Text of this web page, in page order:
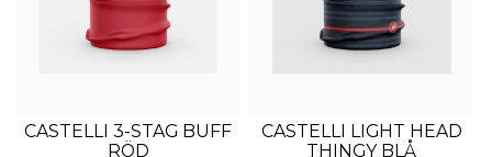
CASTELLI 3-STAG BUFF
RÖD
CASTELLI LIGHT HEAD
THINGY BLÅ